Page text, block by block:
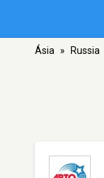
Ásia » Russia